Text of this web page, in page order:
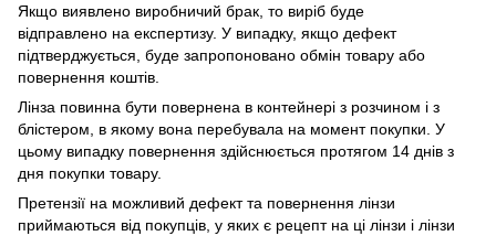
Якщо виявлено виробничий брак, то виріб буде
відправлено на експертизу. У випадку, якщо дефект
підтверджується, буде запропоновано обмін товару або
повернення коштів.
Лінза повинна бути повернена в контейнері з розчином і з
блістером, в якому вона перебувала на момент покупки. У
цьому випадку повернення здійснюється протягом 14 днів з
дня покупки товару.
Претензії на можливий дефект та повернення лінзи
приймаються від покупців, у яких є рецепт на ці лінзи і лінзи